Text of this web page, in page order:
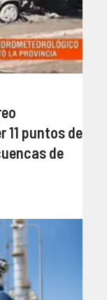
11 puntos de
de